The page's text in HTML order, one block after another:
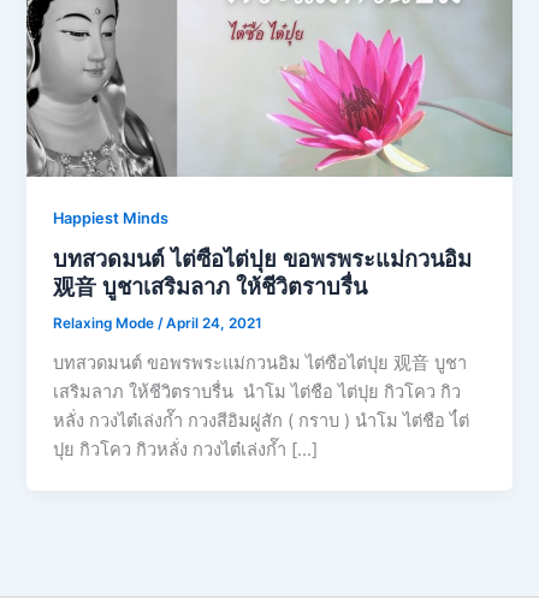
Happiest Minds
บทสวดมนต์ ไต่ซือไต่ปุย ขอพรพระแม่กวนอิม
观音 บูชาเสริมลาภ ให้ชีวิตราบรื่น
Relaxing Mode/April 24, 2021
บทสวดมนต์ ขอพรพระแม่กวนอิม ไต่ซือไต่ปุย 观音 บูชา
เสริมลาภ ให้ชีวิตราบรื่น นำโม ไต่ชือ ไต่ปุย กิวโคว กิว
หลั่ง กวงไต๋เล่งก๊ำ กวงสีอิมผู่สัก ( กราบ ) นำโม ไต่ชือ ไ๋ต่
ปุย กิวโคว กิวหลั่ง กวงไต๋เล่งก๊ำ […]